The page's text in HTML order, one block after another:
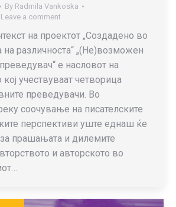
By Radmila Vankoska
Leave a comment
на проектот „Создадено во
различноста“ „(Не)возможен
е насловот на
учествуваат четворица
преведувачи. Во
соочување на писателските
перспективи уште еднаш ќе
прашањата и дилемите
и авторското во